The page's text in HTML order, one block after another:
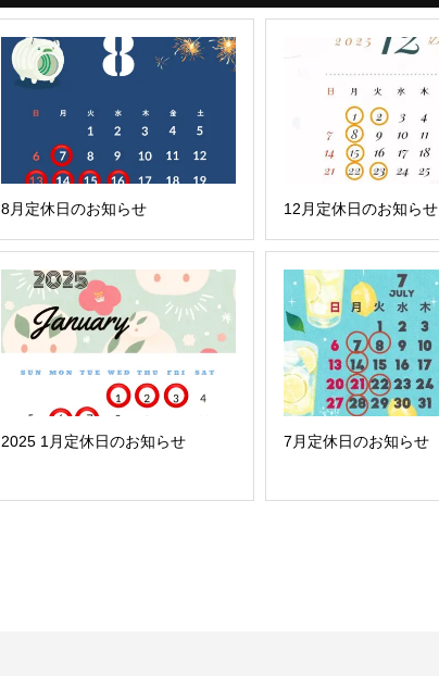
8月定休日のお知らせ 12月定休日のお知らせ
2025 1月定休日のお知らせ 7月定休日のお知らせ